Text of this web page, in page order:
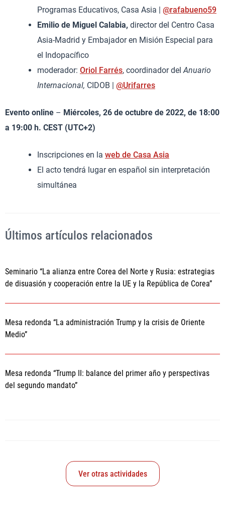
Programas Educativos, Casa Asia | @rafabueno59
Emilio de Miguel Calabia, director del Centro Casa
Asia-Madrid y Embajador en Misión Especial para
el Indopacífico
moderador: Oriol Farrés, coordinador delAnuario
Internacional, CIDOB | @Urifarres
Evento online – Miércoles, 26 de octubre de 2022, de 18:00
a 19:00 h. CEST (UTC+2)
Inscripciones en la web de Casa Asia
El acto tendrá lugar en español sin interpretación
simultánea
Últimos artículos relacionados
Seminario “La alianza entre Corea del Norte y Rusia: estrategias
de disuasión y cooperación entre la UE y la República de Corea”
Mesa redonda “La administración Trump y la crisis de Oriente
Medio”
Mesa redonda “Trump II: balance del primer año y perspectivas
del segundo mandato”
Ver otras actividades